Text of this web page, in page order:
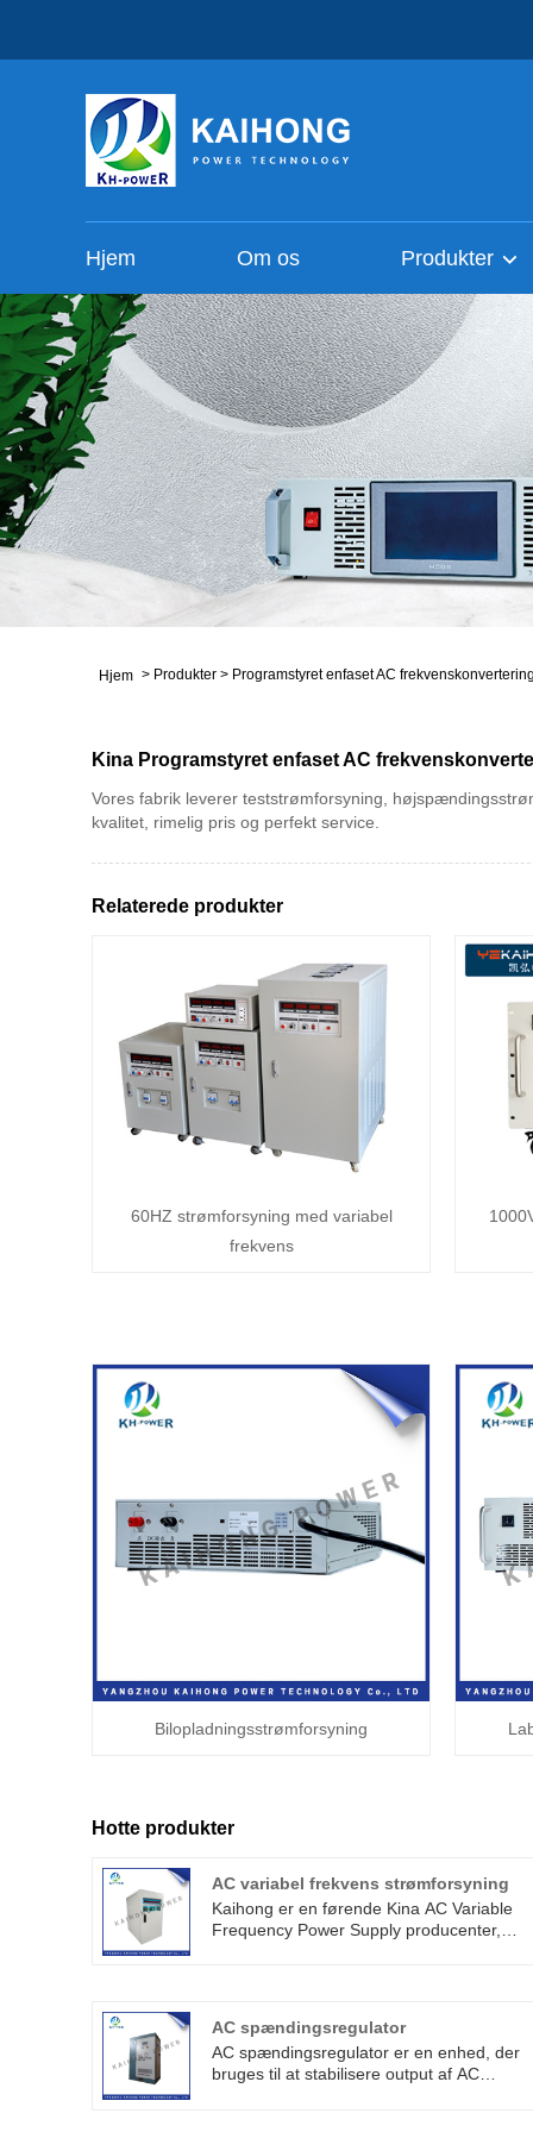
Hjem Om os Produkter
Hjem > Produkter > Programstyret enfaset AC
Kina Programstyret enfaset AC
Vores fabrik leverer teststrømforsyning,
kvalitet, rimelig pris og perfekt service.
Relaterede produkter
60HZ strømforsyning med variabel
frekvens
Bilopladningsstrømforsyning
Hotte produkter
AC variabel frekvens strømforsyning
Kaihong er en førende Kina AC Variable
Frequency Power Supply producenter,
olieboreplatform.
AC spændingsregulator
AC spændingsregulator er en enhed, der
bruges til at stabilisere output af AC